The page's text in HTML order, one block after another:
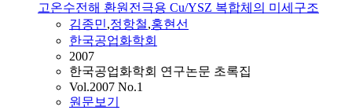
고온수전해 환원전극용 Cu/YSZ 복합체의 미세구조
김종민,정항철,홍현선
한국공업화학회
2007
한국공업화학회 연구논문 초록집
Vol.2007 No.1
원문보기